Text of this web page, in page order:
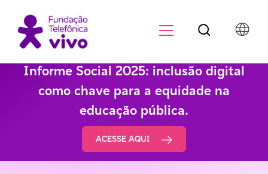
Informe Social 2025: inclusão digital
como chave para a equidade na
educação pública.
ACESSE AQUI
Botão de